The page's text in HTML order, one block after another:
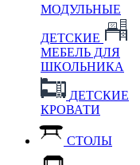
МОДУЛЬНЫЕ
ДЕТСКИЕ
МЕБЕЛЬ ДЛЯ
ШКОЛЬНИКА
ДЕТСКИЕ
КРОВАТИ
СТОЛЫ